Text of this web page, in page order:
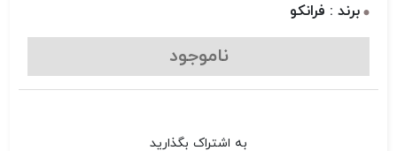
برند : فرانکو
ناموجود
به اشتراک بگذارید